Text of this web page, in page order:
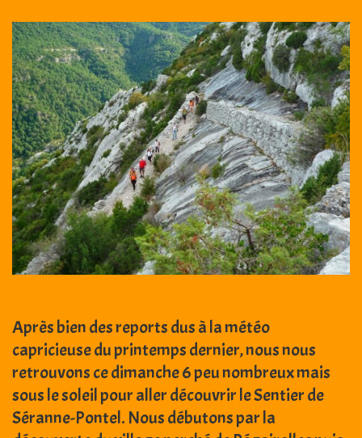
Après bien des reports dus à la météo
capricieuse du printemps dernier, nous nous
retrouvons ce dimanche 6 peu nombreux mais
sous le soleil pour aller découvrir le Sentier de
Séranne-Pontel. Nous débutons par la